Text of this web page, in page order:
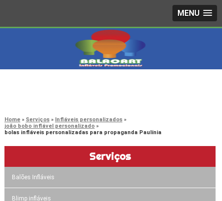
MENU
Home Serviços
Infláveis personalizados
joão bobo inflável personalizado
bolas infláveis personalizadas para propaganda Paulínia
Serviços
Balões Infláveis
Blimp infláveis